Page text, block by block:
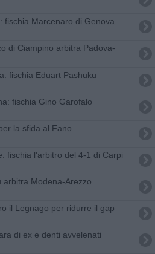
fischia Marcenaro di Genova
di Ciampino arbitra Padova-
fischia Eduart Pashuku
fischia Gino Garofalo
la sfida al Fano
fischia l'arbitro del 4-1 di Carpi
arbitra Modena-Arezzo
il Legnago per ridurre il gap
di ex e denti avvelenati